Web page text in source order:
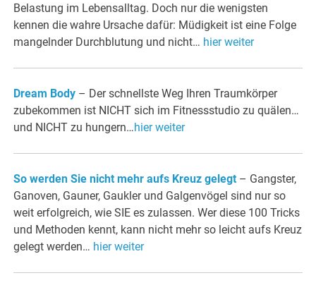
Belastung im Lebensalltag. Doch nur die wenigsten
kennen die wahre Ursache dafür: Müdigkeit ist eine Folge
mangelnder Durchblutung und nicht… hier weiter
Dream Body – Der schnellste Weg Ihren Traumkörper
zubekommen ist NICHT sich im Fitnessstudio zu quälen…
und NICHT zu hungern…hier weiter
So werden Sie nicht mehr aufs Kreuz gelegt – Gangster,
Ganoven, Gauner, Gaukler und Galgenvögel sind nur so
weit erfolgreich, wie SIE es zulassen. Wer diese 100 Tricks
und Methoden kennt, kann nicht mehr so leicht aufs Kreuz
gelegt werden… hier weiter